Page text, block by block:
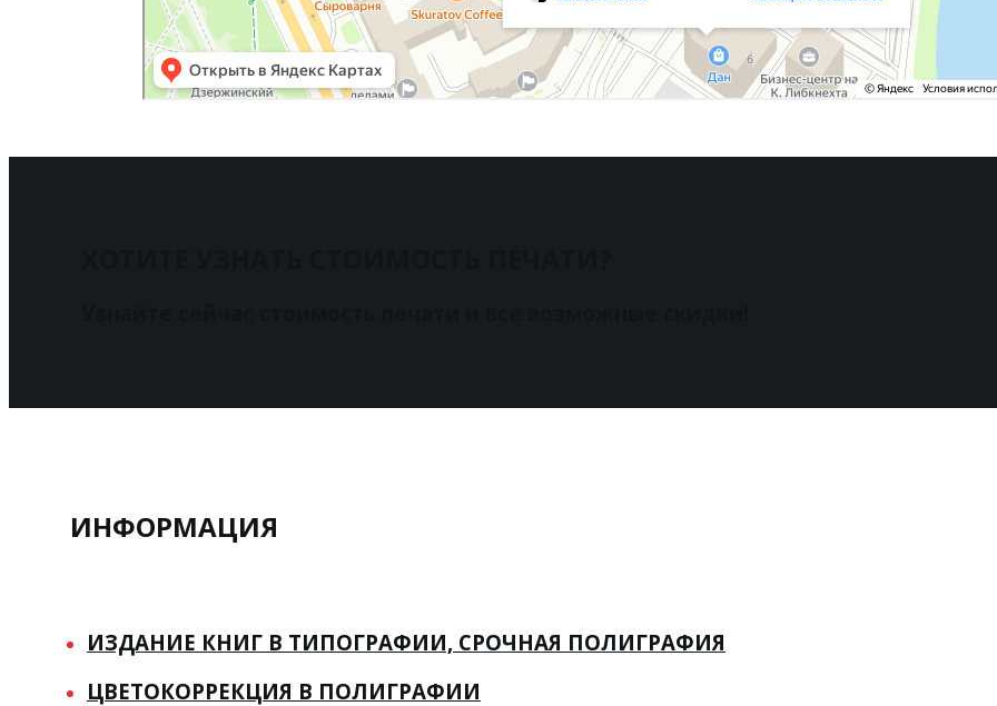
ИНФОРМАЦИЯ
ИЗДАНИЕ КНИГ В ТИПОГРАФИИ, СРОЧНАЯ ПОЛИГРАФИЯ
ЦВЕТОКОРРЕКЦИЯ В ПОЛИГРАФИИ